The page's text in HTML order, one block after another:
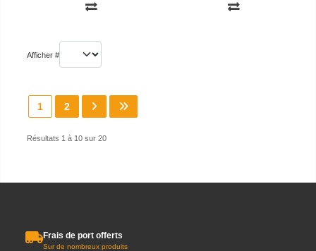
Afficher #
1 2
Résultats 1 à 10 sur 20
Frais de port offerts
Sur de nombreux produits